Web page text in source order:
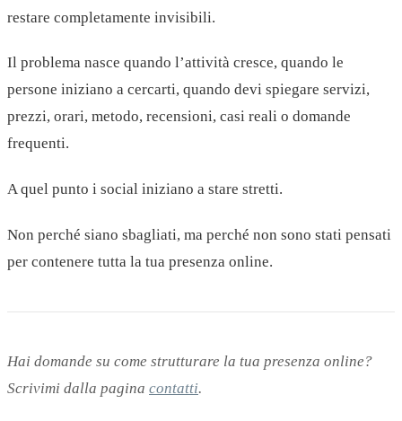
restare completamente invisibili.
Il problema nasce quando l’attività cresce, quando le
persone iniziano a cercarti, quando devi spiegare servizi,
prezzi, orari, metodo, recensioni, casi reali o domande
frequenti.
A quel punto i social iniziano a stare stretti.
Non perché siano sbagliati, ma perché non sono stati pensati
per contenere tutta la tua presenza online.
Hai domande su come strutturare la tua presenza online?
Scrivimi dalla pagina contatti.